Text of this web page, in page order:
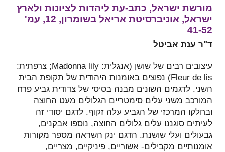
מורשת ישראל, כתב-עת ליהדות לציונות ולארץ
ישראל, אוניברסיטת אריאל בשומרון, 12, עמ'
41-52
ד"ר ענת אביטל
עיצובים רבים של שושן (אנגלית: Madonna lily; צרפתית:
Fleur de lis) נפוצים באומנות היהודית של תקופת הבית
השני. לדגמים השונים מבנה בסיסי של צדודית גביע פרח
המורכב משני עלים סימטריים הגלולים מעט החוצה
ובחלקו המרכזי של הגביע עלה זקוף. לדגם יסודי זה
לעיתים סוגננו עלים גלולים החוצה, נוספו אבקנים,
גבעולים ועלי שושנת. הדגם ינק השראה מספר מקורות
אומנותיים מקבילים- אשוריים, פיניקיים, מצריים,